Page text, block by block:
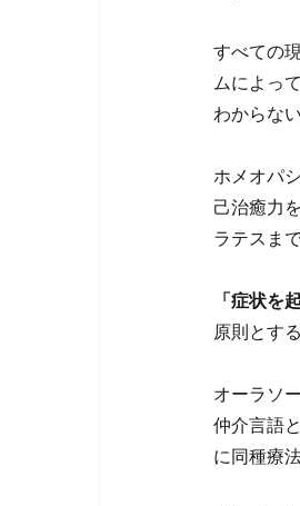
すべての
ムによっ
わからな
ホメオパ
己治癒力
ラテスま
「症状を
原則とす
オーラソ
仲介言語
に同種療